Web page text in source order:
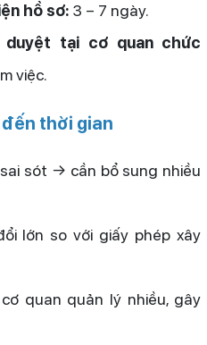
hồ sơ:3 – 7 ngày.
duyệt tại cơ quan chức
việc.
thời gian
sót → cần bổ sung nhiều
lớn so với giấy phép xây
quan quản lý nhiều, gây